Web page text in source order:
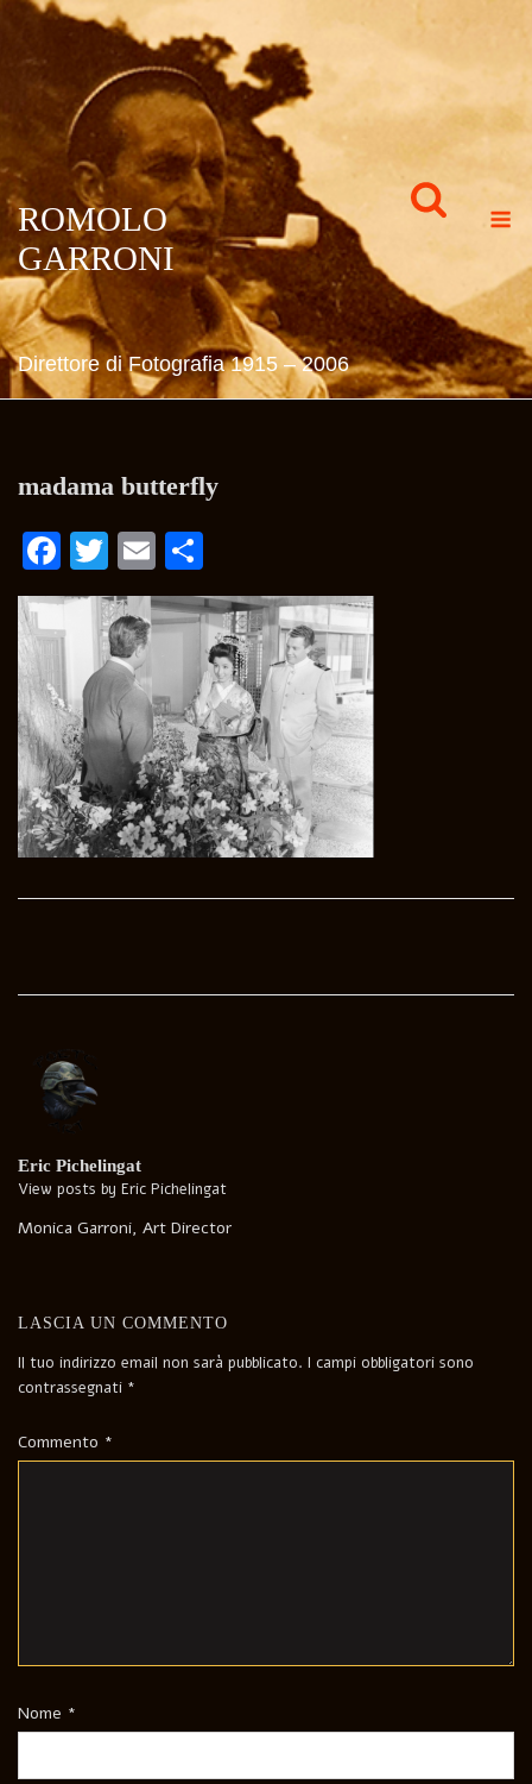
ROMOLO
GARRONI
Direttore di Fotografia 1915 – 2006
madama butterfly
Facebook
Twitter
Email
Eric Pichelingat
View posts by Eric Pichelingat
Monica Garroni, Art Director
LASCIA UN COMMENTO
Il tuo indirizzo email non sarà pubblicato. I campi obbligatori sono
contrassegnati *
Commento *
Nome *